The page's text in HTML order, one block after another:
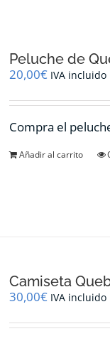
Peluche de
20,00€ IVA incluido
Compra el
Añadir al carrito
Camiseta
30,00€ IVA incluido